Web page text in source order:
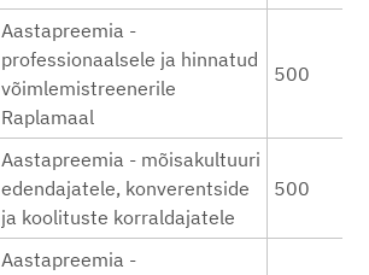
Aastapreemia -
professionaalsele ja hinnatud
võimlemistreenerile
Raplamaal
500
Aastapreemia - mõisakultuuri
edendajatele, konverentside
ja koolituste korraldajatele
500
Aastapreemia -